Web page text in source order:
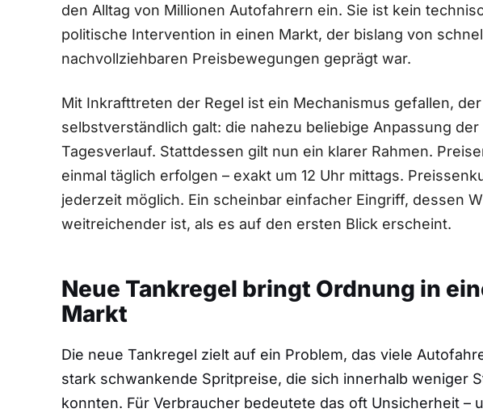
den Alltag von Millionen Autofahrern ein. Sie ist kein
politische Intervention in einen Markt, der bislang von
nachvollziehbaren Preisbewegungen geprägt war.
Mit Inkrafttreten der Regel ist ein Mechanismus gefallen,
selbstverständlich galt: die nahezu beliebige Anpassung
Tagesverlauf. Stattdessen gilt nun ein klarer Rahmen.
einmal täglich erfolgen – exakt um 12 Uhr mittags.
jederzeit möglich. Ein scheinbar einfacher Eingriff, dessen
weitreichender ist, als es auf den ersten Blick erscheint.
Neue Tankregel bringt Ordnung in
Markt
Die neue Tankregel zielt auf ein Problem, das viele
stark schwankende Spritpreise, die sich innerhalb weniger
konnten. Für Verbraucher bedeutete das oft Unsicherheit –